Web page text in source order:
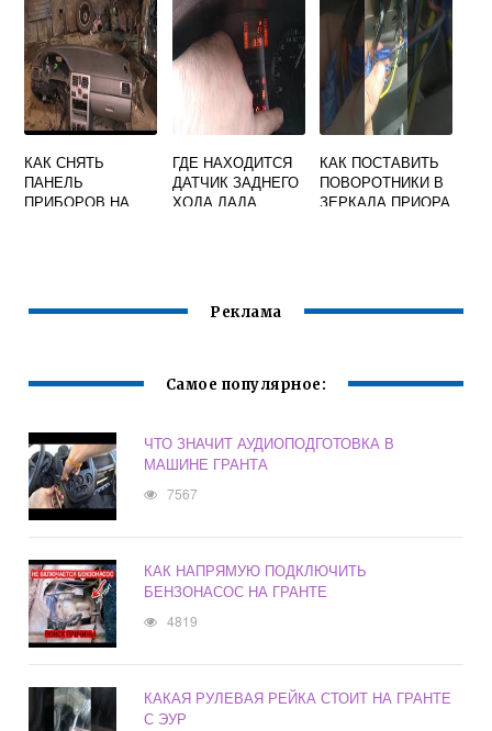
КАК СНЯТЬ
ПАНЕЛЬ
ПРИБОРОВ НА
ГДЕ НАХОДИТСЯ
ДАТЧИК ЗАДНЕГО
ХОДА ЛАДА
КАК ПОСТАВИТЬ
ПОВОРОТНИКИ В
ЗЕРКАЛА ПРИОРА
Реклама
Самое популярное:
ЧТО ЗНАЧИТ АУДИОПОДГОТОВКА В
МАШИНЕ ГРАНТА
7567
КАК НАПРЯМУЮ ПОДКЛЮЧИТЬ
БЕНЗОНАСОС НА ГРАНТЕ
4819
КАКАЯ РУЛЕВАЯ РЕЙКА СТОИТ НА ГРАНТЕ
С ЭУР